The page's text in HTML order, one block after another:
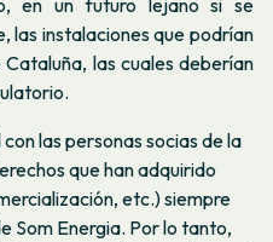
en un futuro lejano si se
las instalaciones que podrían
las cuales deberían
las personas socias de la
que han adquirido
etc.) siempre
Som Energia. Por lo tanto,